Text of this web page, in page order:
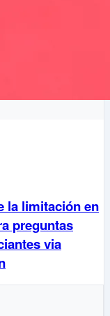
la limitación en
preguntas
via